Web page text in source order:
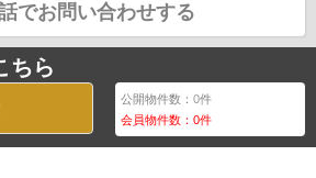
でお問い合わせする
ちら
公開物件数：0件
会員物件数：0件